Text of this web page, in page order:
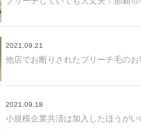
2021.09.21
2021.09.18